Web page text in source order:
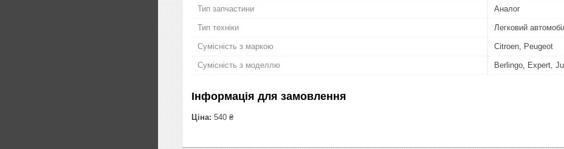
Тип запчастини Аналог
Тип техніки Легковий
Сумісність з маркою Citroen, Peugeot
Сумісність з моделлю Berlingo, Expert,
Інформація для замовлення
Ціна: 540 ₴